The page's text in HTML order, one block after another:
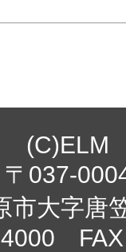
(C)ELM
〒037-
市大字唐